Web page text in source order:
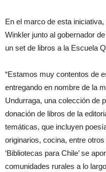
En el marco de esta
Winkler junto al gobernador
un set de libros a la Escuela
“Estamos muy contentos de
entregando en nombre de la
Undurraga, una colección de
donación de libros de la
temáticas, que incluyen
originarios, cocina, entre
‘Bibliotecas para Chile’ se
comunidades rurales a lo